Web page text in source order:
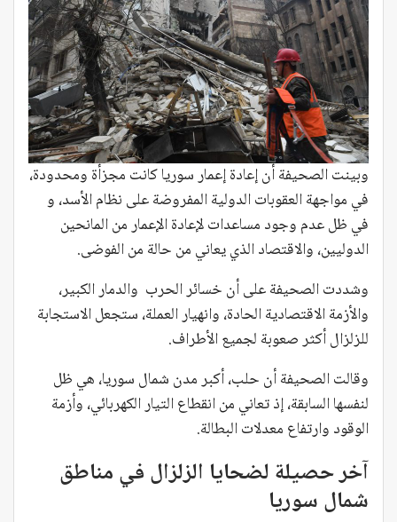
وبينت الصحيفة أن إعادة إعمار سوريا كانت مجزأة ومحدودة،
في مواجهة العقوبات الدولية المفروضة على نظام الأسد، و
في ظل عدم وجود مساعدات لإعادة الإعمار من المانحين
الدوليين، والاقتصاد الذي يعاني من حالة من الفوضى.
وشددت الصحيفة على أن خسائر الحرب والدمار الكبير،
والأزمة الاقتصادية الحادة، وانهيار العملة، ستجعل الاستجابة
للزلزال أكثر صعوبة لجميع الأطراف.
وقالت الصحيفة أن حلب، أكبر مدن شمال سوريا، هي ظل
لنفسها السابقة، إذ تعاني من انقطاع التيار الكهربائي، وأزمة
الوقود وارتفاع معدلات البطالة.
آخر حصيلة لضحايا الزلزال في مناطق
شمال سوريا